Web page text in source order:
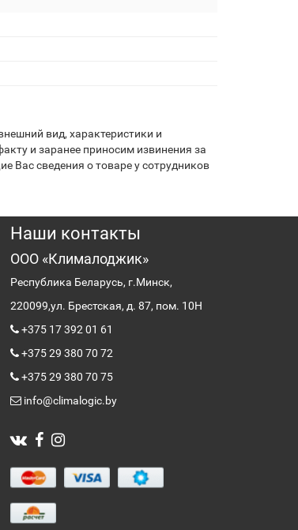
вид, характеристики и
и заранее приносим извинения за
Вас сведения о товаре у сотрудников
Наши контакты
ООО «Клималоджик»
Республика Беларусь, г.Минск,
220099,ул. Брестская, д. 87, пом. 10Н
+375 17 392 01 61
+375 29 380 70 72
+375 29 380 70 75
info@climalogic.by